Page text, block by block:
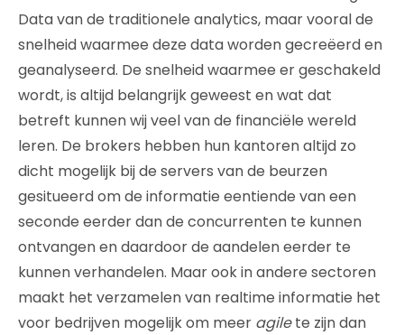
Data van de traditionele analytics, maar vooral de
snelheid waarmee deze data worden gecreëerd en
geanalyseerd. De snelheid waarmee er geschakeld
wordt, is altijd belangrijk geweest en wat dat
betreft kunnen wij veel van de financiële wereld
leren. De brokers hebben hun kantoren altijd zo
dicht mogelijk bij de servers van de beurzen
gesitueerd om de informatie eentiende van een
seconde eerder dan de concurrenten te kunnen
ontvangen en daardoor de aandelen eerder te
kunnen verhandelen. Maar ook in andere sectoren
maakt het verzamelen van realtime informatie het
voor bedrijven mogelijk om meer agilete zijn dan